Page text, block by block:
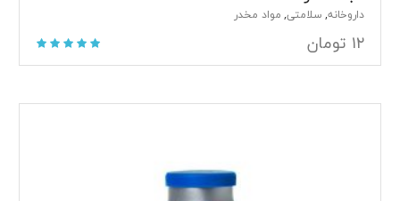
داروخانه, سلامتی, مواد مخدر
۱۲ تومان